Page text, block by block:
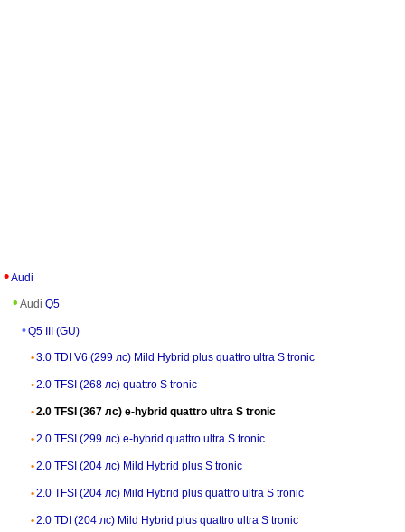
Audi
Audi Q5
Q5 III (GU)
3.0 TDI V6 (299 лс) Mild Hybrid plus quattro ultra S tronic
2.0 TFSI (268 лс) quattro S tronic
2.0 TFSI (367 лс) e-hybrid quattro ultra S tronic
2.0 TFSI (299 лс) e-hybrid quattro ultra S tronic
2.0 TFSI (204 лс) Mild Hybrid plus S tronic
2.0 TFSI (204 лс) Mild Hybrid plus quattro ultra S tronic
2.0 TDI (204 лс) Mild Hybrid plus quattro ultra S tronic